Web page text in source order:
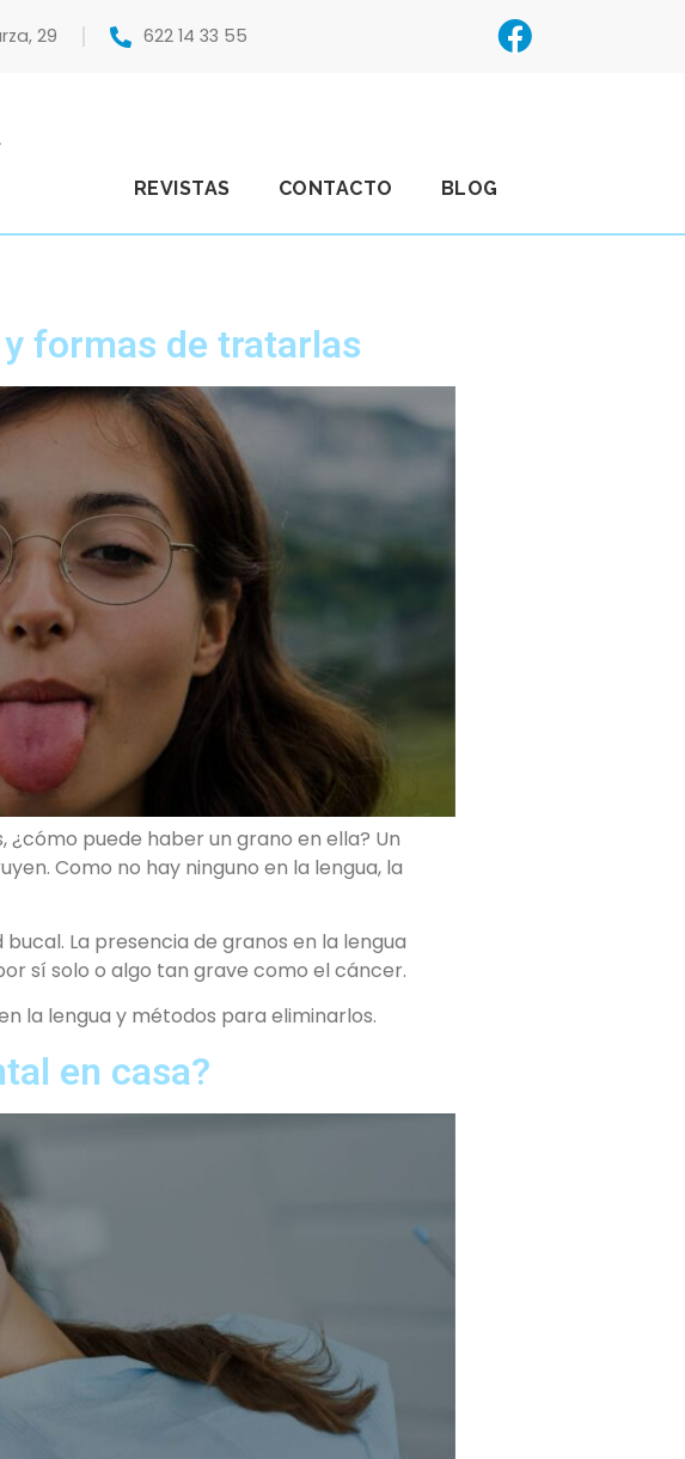
29 622 14 33 55
REVISTAS CONTACTO BLOG
formas de tratarlas
¿cómo puede haber un grano en ella? Un
Como no hay ninguno en la lengua, la
La presencia de granos en la lengua
sí solo o algo tan grave como el cáncer.
la lengua y métodos para eliminarlos.
en casa?